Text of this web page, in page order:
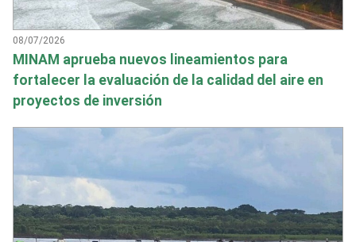
08/07/2026
MINAM aprueba nuevos lineamientos para
fortalecer la evaluación de la calidad del aire en
proyectos de inversión